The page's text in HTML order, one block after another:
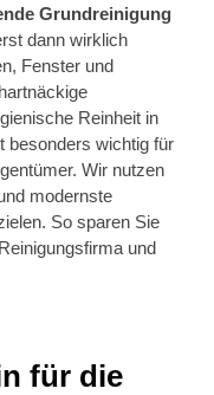
Grundreinigung
dann wirklich
Fenster und
Reinheit in
besonders wichtig für
Wir nutzen
modernste
So sparen Sie
und
für die